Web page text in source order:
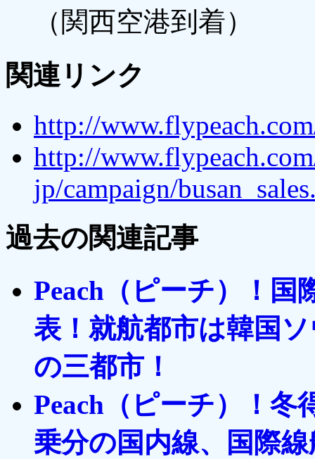
（関西空港到着）
関連リンク
http://
http://
jp/campaign/
過去の関連記事
Peach（ピーチ）！
表！就航都市は韓国
の三都市！
Peach（ピーチ）！冬
乗分の国内線、国際